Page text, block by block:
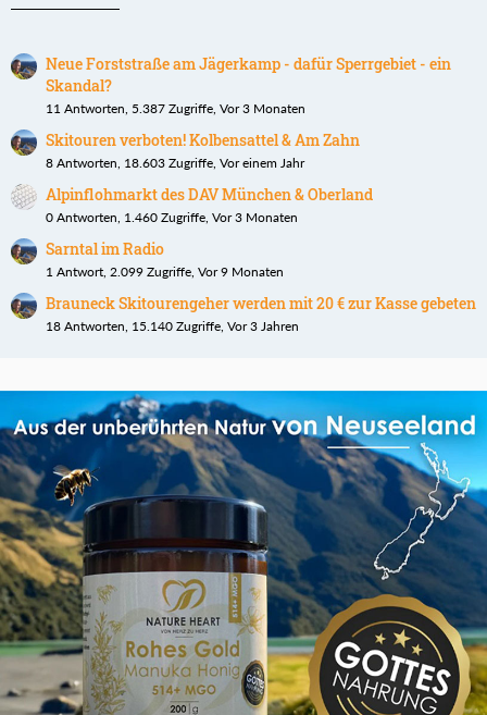
Neue Forststraße am Jägerkamp - dafür Sperrgebiet - ein
Skandal?
11 Antworten, 5.387 Zugriffe, Vor 3 Monaten
Skitouren verboten! Kolbensattel & Am Zahn
8 Antworten, 18.603 Zugriffe, Vor einem Jahr
Alpinflohmarkt des DAV München & Oberland
0 Antworten, 1.460 Zugriffe, Vor 3 Monaten
Sarntal im Radio
1 Antwort, 2.099 Zugriffe, Vor 9 Monaten
Brauneck Skitourengeher werden mit 20 € zur Kasse gebeten
18 Antworten, 15.140 Zugriffe, Vor 3 Jahren